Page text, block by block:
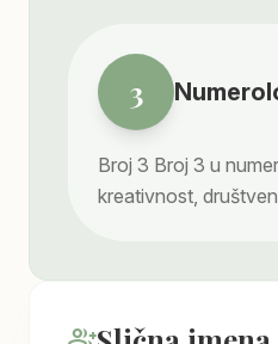
3
Broj 3 Broj 3 u
kreativnost,